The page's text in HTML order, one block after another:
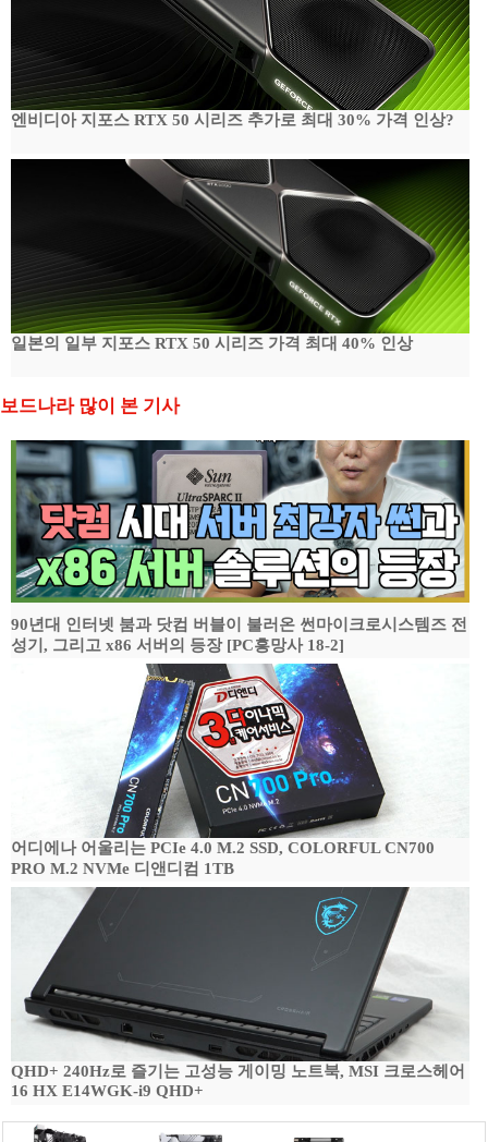
엔비디아 지포스 RTX 50 시리즈 추가로 최대 30% 가격 인상?
일본의 일부 지포스 RTX 50 시리즈 가격 최대 40% 인상
보드나라 많이 본 기사
90년대 인터넷 붐과 닷컴 버블이 불러온 썬마이크로시스템즈 전
성기, 그리고 x86 서버의 등장 [PC흥망사 18-2]
어디에나 어울리는 PCIe 4.0 M.2 SSD, COLORFUL CN700
PRO M.2 NVMe 디앤디컴 1TB
QHD+ 240Hz로 즐기는 고성능 게이밍 노트북, MSI 크로스헤어
16 HX E14WGK-i9 QHD+